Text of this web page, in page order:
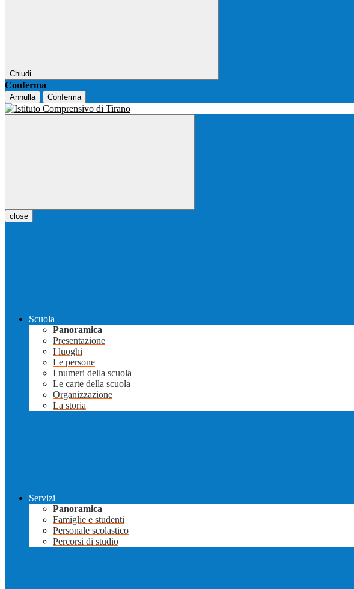
Chiudi
Conferma
Annulla Conferma
close
Scuola
Panoramica
Presentazione
I luoghi
Le persone
I numeri della scuola
Le carte della scuola
Organizzazione
La storia
Servizi
Panoramica
Famiglie e studenti
Personale scolastico
Percorsi di studio